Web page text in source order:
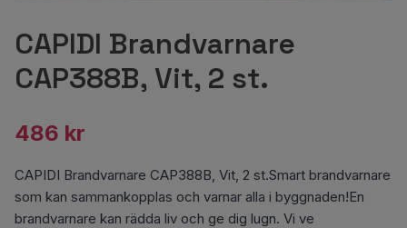
CAPIDI Brandvarnare
CAP388B, Vit, 2 st.
486 kr
CAPIDI Brandvarnare CAP388B, Vit, 2 st.Smart brandvarnare
som kan sammankopplas och varnar alla i byggnaden!En
brandvarnare kan rädda liv och ge dig lugn. Vi ve